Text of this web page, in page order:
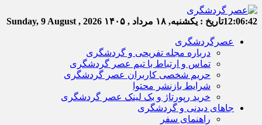
12:06:42تاریخ : یکشنبه, ۱۸ مرداد , ۱۴۰۵ Sunday, 9 August , 2026
عصرگردشگری
درباره مجله تفریحی و گردشگری
تماس و ارتباط با تیم عصر گردشگری
حریم شخصی کاربران عصر گردشگری
شرایط بازنشر محتوا
خرید رپورتاژ و بک لینک عصر گردشگری
جاهای دیدنی و گردشگری
راهنمای سفر